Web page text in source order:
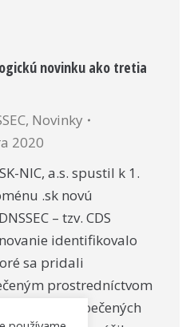
novinku ako tretia
, Novinky
2020
NIC, a.s. spustil k 1.
.sk novú
– tzv. CDS
identifikovalo
sa pridali
prostredníctvom
takto zabezpečených